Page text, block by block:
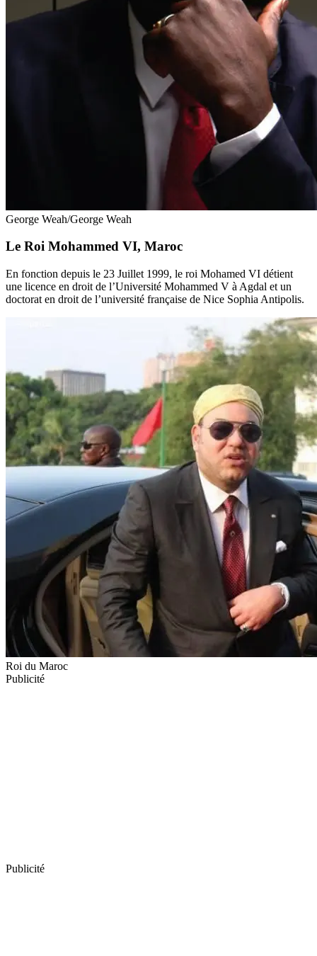
George Weah/George Weah
Le Roi Mohammed VI, Maroc
En fonction depuis le 23 Juillet 1999, le roi Mohamed VI détient
une licence en droit de l’Université Mohammed V à Agdal et un
doctorat en droit de l’université française de Nice Sophia Antipolis.
Roi du Maroc
Publicité
Publicité